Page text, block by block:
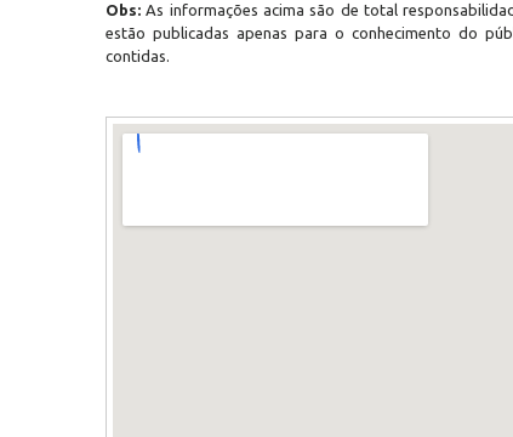
Obs:As informações acima são de total
estão publicadas apenas para o conhecimento do
contidas.